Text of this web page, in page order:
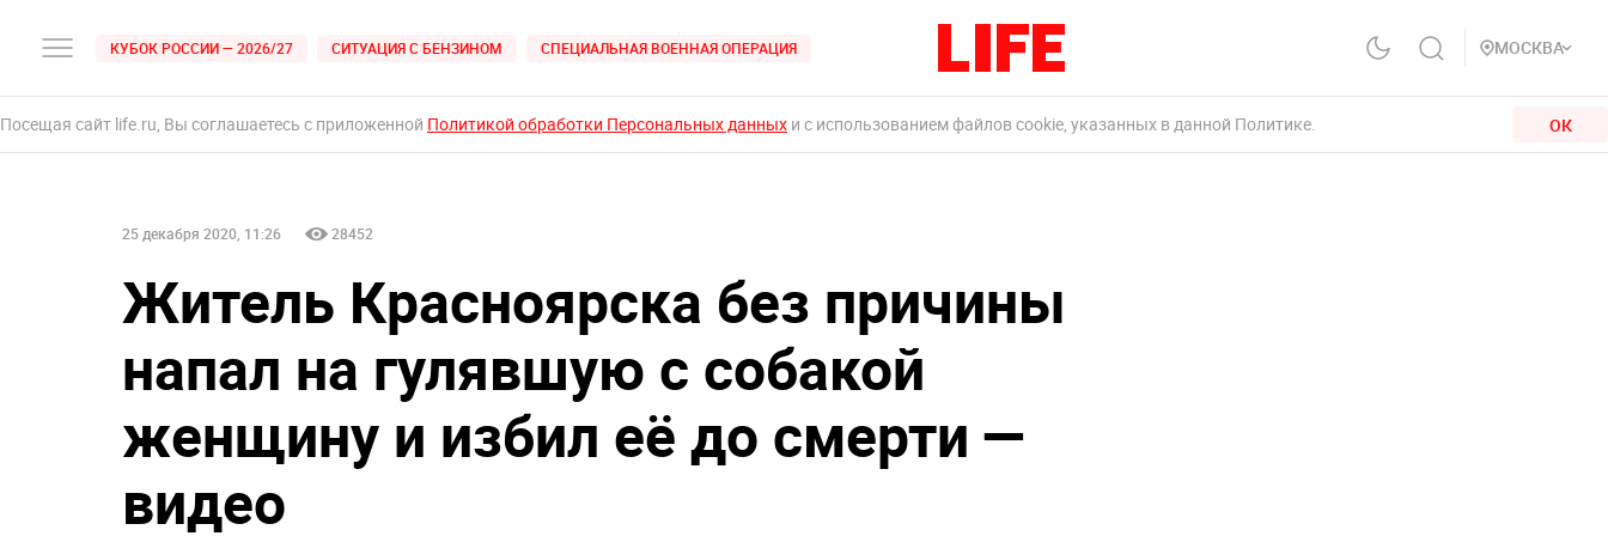
КУБОК РОССИИ — 2026/27 СИТУАЦИЯ С БЕНЗИНОМ СПЕЦИАЛЬНАЯ ВОЕННАЯ ОПЕРАЦИЯ МОСКВА
Посещая сайт life.ru, Вы соглашаетесь с приложенной Политикой обработки Персональных данных и с использованием файлов cookie, указанных в данной Политике. ОК
25 декабря 2020, 11:26 28452
Житель Красноярска без причины
напал на гулявшую с собакой
женщину и избил её до смерти —
видео